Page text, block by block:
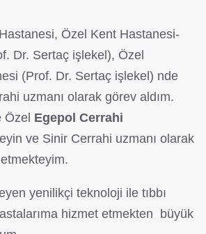
Özel Kent Hastanesi-
Dr. Sertaç işlekel), Özel
(Prof. Dr. Sertaç işlekel) nde
uzmanı olarak görev aldım.
Özel Egepol Cerrahi
ve Sinir Cerrahi uzmanı olarak
yenilikçi teknoloji ile tıbbı
hizmet etmekten büyük